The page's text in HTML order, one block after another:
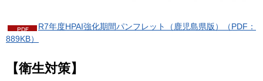
R7年度HPAI強化期間パンフレット（鹿児島県版）（PDF：
889KB）
【衛生対策】